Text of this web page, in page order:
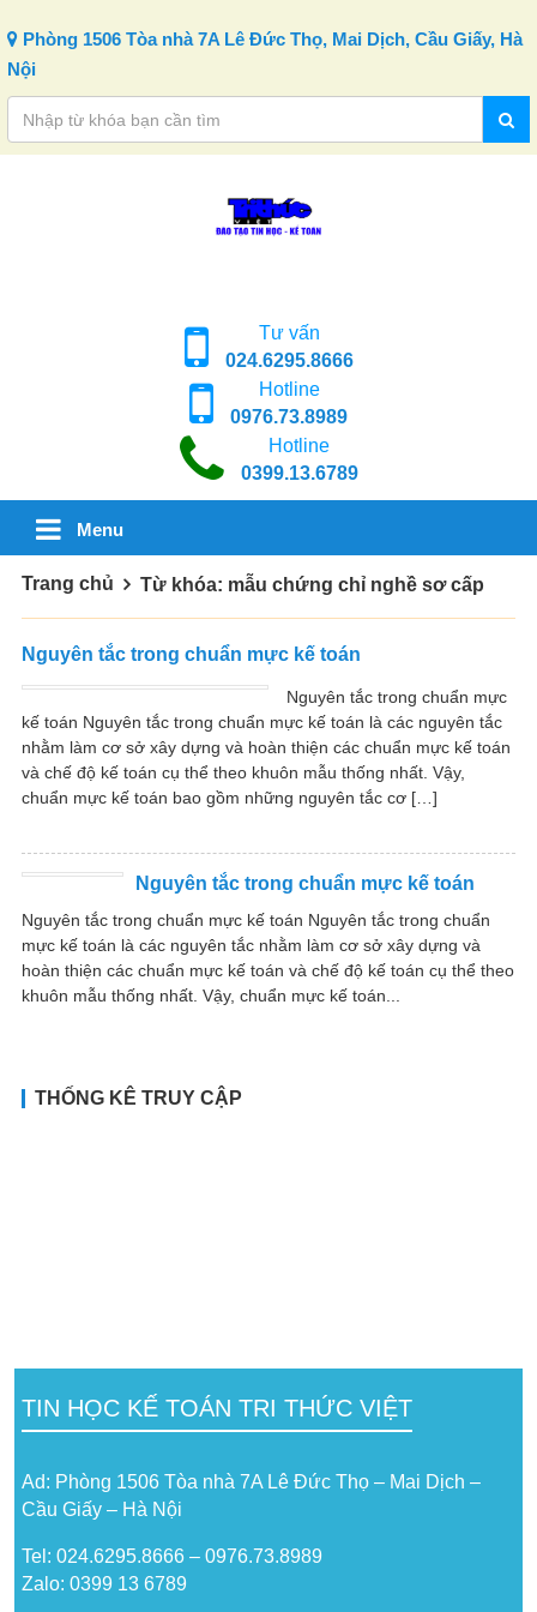
Phòng 1506 Tòa nhà 7A Lê Đức Thọ, Mai Dịch, Cầu Giấy, Hà
Nội
Tư vấn
024.6295.8666
Hotline
0976.73.8989
Hotline
0399.13.6789
Menu
Trang chủ Từ khóa: mẫu chứng chỉ nghề sơ cấp
Nguyên tắc trong chuẩn mực kế toán
Nguyên tắc trong chuẩn mực
kế toán Nguyên tắc trong chuẩn mực kế toán là các nguyên tắc
nhằm làm cơ sở xây dựng và hoàn thiện các chuẩn mực kế toán
và chế độ kế toán cụ thể theo khuôn mẫu thống nhất. Vậy,
chuẩn mực kế toán bao gồm những nguyên tắc cơ […]
Nguyên tắc trong chuẩn mực kế toán
Nguyên tắc trong chuẩn mực kế toán Nguyên tắc trong chuẩn
mực kế toán là các nguyên tắc nhằm làm cơ sở xây dựng và
hoàn thiện các chuẩn mực kế toán và chế độ kế toán cụ thể theo
khuôn mẫu thống nhất. Vậy, chuẩn mực kế toán...
THỐNG KÊ TRUY CẬP
TIN HỌC KẾ TOÁN TRI THỨC VIỆT
Ad: Phòng 1506 Tòa nhà 7A Lê Đức Thọ – Mai Dịch –
Cầu Giấy – Hà Nội
Tel: 024.6295.8666 – 0976.73.8989
Zalo: 0399 13 6789